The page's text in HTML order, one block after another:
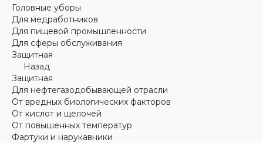
Головные уборы
Для медработников
Для пищевой промышленности
Для сферы обслуживания
Защитная
Назад
Защитная
Для нефтегазодобывающей отрасли
От вредных биологических факторов
От кислот и щелочей
От повышенных температур
Фартуки и нарукавники